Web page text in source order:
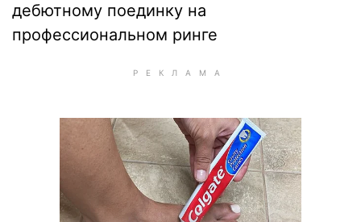
дебютному поединку на
профессиональном ринге